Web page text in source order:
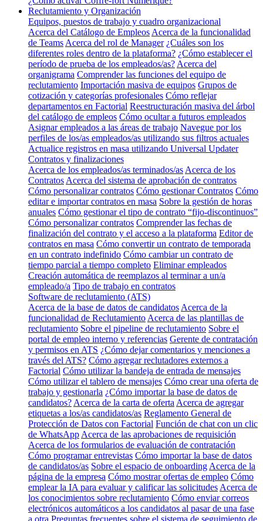
Reclutamiento y Organización
Equipos, puestos de trabajo y cuadro organizacional
Acerca del Catálogo de Empleos Acerca de la funcionalidad
de Teams Acerca del rol de Manager ¿Cuáles son los
diferentes roles dentro de la plataforma? ¿Cómo establecer el
período de prueba de los empleados/as? Acerca del
organigrama Comprender las funciones del equipo de
reclutamiento Importación masiva de equipos Grupos de
cotización y categorías profesionales Cómo reflejar
departamentos en Factorial Reestructuración masiva del árbol
del catálogo de empleos Cómo ocultar a futuros empleados
Asignar empleados a las áreas de trabajo Navegue por los
perfiles de los/as empleados/as utilizando sus filtros actuales
Actualice registros en masa utilizando Universal Updater
Contratos y finalizaciones
Acerca de los empleados/as terminados/as Acerca de los
Contratos Acerca del sistema de aprobación de contratos
Cómo personalizar contratos Cómo gestionar Contratos Cómo
editar e importar contratos en masa Sobre la gestión de horas
anuales Cómo gestionar el tipo de contrato “fijo-discontinuos”
Cómo personalizar contratos Comprender las fechas de
finalización del contrato y el acceso a la plataforma Editor de
contratos en masa Cómo convertir un contrato de temporada
en un contrato indefinido Cómo cambiar un contrato de
tiempo parcial a tiempo completo Eliminar empleados
Creación automática de reemplazos al terminar a un/a
empleado/a Tipo de trabajo en contratos
Software de reclutamiento (ATS)
Acerca de la base de datos de candidatos Acerca de la
funcionalidad de Reclutamiento Acerca de las plantillas de
reclutamiento Sobre el pipeline de reclutamiento Sobre el
portal de empleo interno y referencias Gerente de contratación
y permisos en ATS ¿Cómo dejar comentarios y menciones a
través del ATS? Cómo agregar reclutadores externos a
Factorial Cómo utilizar la bandeja de entrada de mensajes
Cómo utilizar el tablero de mensajes Cómo crear una oferta de
trabajo y gestionarla ¿Cómo importar la base de datos de
candidatos? Acerca de la carta de oferta Acerca de agregar
etiquetas a los/as candidatos/as Reglamento General de
Protección de Datos con Factorial Función de chat con un clic
de WhatsApp Acerca de las aprobaciones de requisición
Acerca de los formularios de evaluación de contratación
Cómo programar entrevistas Cómo importar la base de datos
de candidatos/as Sobre el espacio de onboarding Acerca de la
página de la empresa Cómo mostrar ofertas de empleo Cómo
emplear la IA para evaluar y calificar las solicitudes Acerca de
los conocimientos sobre reclutamiento Cómo enviar correos
electrónicos automáticos a los candidatos al pasar de una fase
a otra Preguntas frecuentes sobre el sistema de seguimiento de